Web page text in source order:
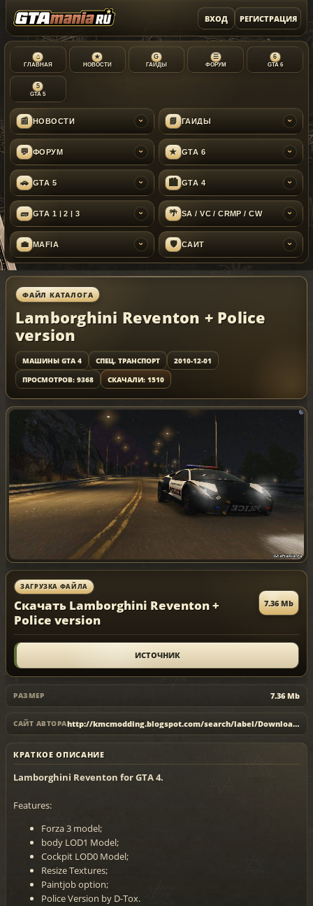
ВХОД РЕГИСТРАЦИЯ
⌂
ГЛАВНАЯ
★
НОВОСТИ
G
ГАЙДЫ
☰
ФОРУМ
6
GTA 6
5
GTA 5
📰 НОВОСТИ › 📘 ГАЙДЫ ›
💬 ФОРУМ › ★ GTA 6 ›
🚗 GTA 5 › 🏙 GTA 4 ›
🧱 GTA 1 | 2 | 3 › 🌴 SA / VC / CRMP / CW ›
💼 MAFIA › 🛡 САЙТ ›
ФАЙЛ КАТАЛОГА
Lamborghini Reventon + Police
version
МАШИНЫ GTA 4 СПЕЦ. ТРАНСПОРТ
2010-12-01
ПРОСМОТРОВ: 9368
СКАЧАЛИ: 1510
ЗАГРУЗКА ФАЙЛА
Скачать Lamborghini Reventon +
Police version
7.36 Mb
ИСТОЧНИК
РАЗМЕР 7.36 Mb
САЙТ АВТОРА http://kmcmodding.blogspot.com/search/label/Downloads
КРАТКОЕ ОПИСАНИЕ
Lamborghini Reventon for GTA 4.
Features:
Forza 3 model;
body LOD1 Model;
Cockpit LOD0 Model;
Resize Textures;
Paintjob option;
Police Version by D-Tox.